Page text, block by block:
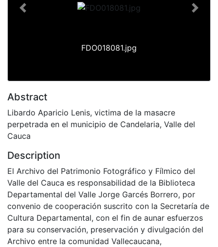
FDO018081.jpg
Previous Next
Abstract
Libardo Aparicio Lenis, victima de la masacre
perpetrada en el municipio de Candelaria, Valle del
Cauca
Description
El Archivo del Patrimonio Fotográfico y Fílmico del
Valle del Cauca es responsabilidad de la Biblioteca
Departamental del Valle Jorge Garcés Borrero, por
convenio de cooperación suscrito con la Secretaría de
Cultura Departamental, con el fin de aunar esfuerzos
para su conservación, preservación y divulgación del
Archivo entre la comunidad Vallecaucana,